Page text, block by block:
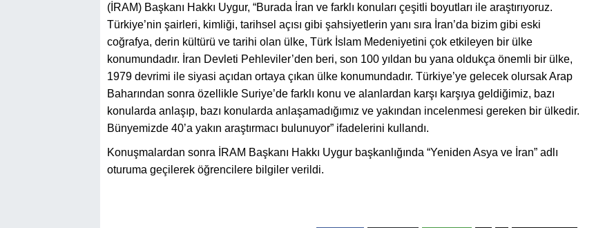
(İRAM) Başkanı Hakkı Uygur, “Burada İran ve farklı konuları çeşitli boyutları ile araştırıyoruz.
Türkiye’nin şairleri, kimliği, tarihsel açısı gibi şahsiyetlerin yanı sıra İran’da bizim gibi eski
coğrafya, derin kültürü ve tarihi olan ülke, Türk İslam Medeniyetini çok etkileyen bir ülke
konumundadır. İran Devleti Pehleviler’den beri, son 100 yıldan bu yana oldukça önemli bir ülke,
1979 devrimi ile siyasi açıdan ortaya çıkan ülke konumundadır. Türkiye’ye gelecek olursak Arap
Baharından sonra özellikle Suriye’de farklı konu ve alanlardan karşı karşıya geldiğimiz, bazı
konularda anlaşıp, bazı konularda anlaşamadığımız ve yakından incelenmesi gereken bir ülkedir.
Bünyemizde 40’a yakın araştırmacı bulunuyor” ifadelerini kullandı.
Konuşmalardan sonra İRAM Başkanı Hakkı Uygur başkanlığında “Yeniden Asya ve İran” adlı
oturuma geçilerek öğrencilere bilgiler verildi.